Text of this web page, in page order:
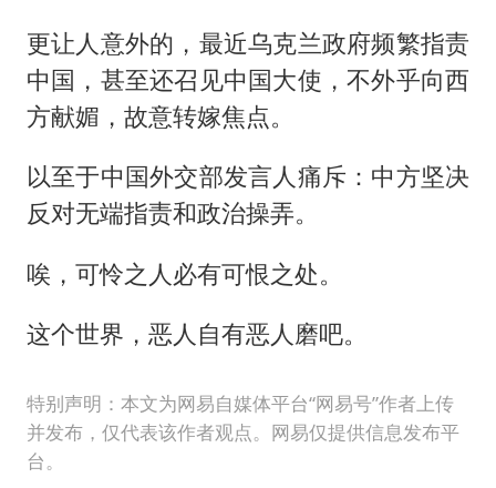
更让人意外的，最近乌克兰政府频繁指责
中国，甚至还召见中国大使，不外乎向西
方献媚，故意转嫁焦点。
以至于中国外交部发言人痛斥：中方坚决
反对无端指责和政治操弄。
唉，可怜之人必有可恨之处。
这个世界，恶人自有恶人磨吧。
特别声明：本文为网易自媒体平台“网易号”作者上传
并发布，仅代表该作者观点。网易仅提供信息发布平
台。